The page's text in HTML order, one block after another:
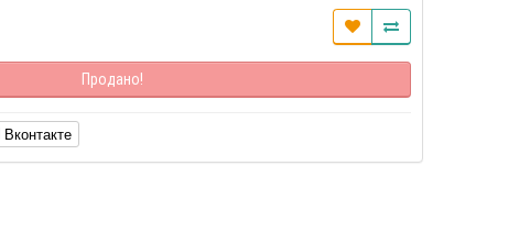
Продано!
Вконтакте